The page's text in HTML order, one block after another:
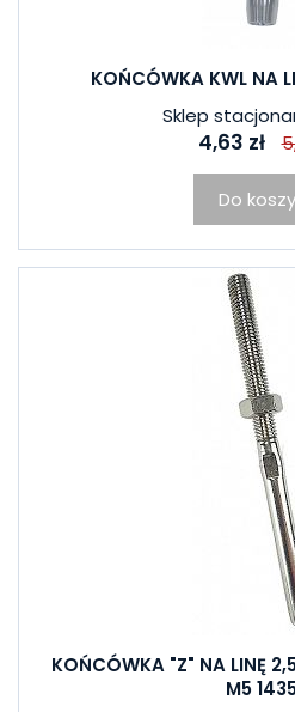
KOŃCÓWKA KWL NA
Sklep
4,63 zł
Do
KOŃCÓWKA "Z" NA LINĘ
M5